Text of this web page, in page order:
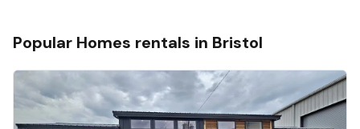
Popular Homes rentals in Bristol